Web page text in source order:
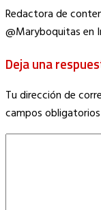
Redactora de
@Maryboquitas en
Deja una
Tu dirección de
campos